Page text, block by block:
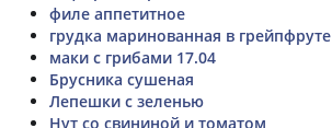
филе аппетитное
грудка маринованная в грейпфруте
маки с грибами 17.04
Брусника сушеная
Лепешки с зеленью
Нут со свининой и томатом